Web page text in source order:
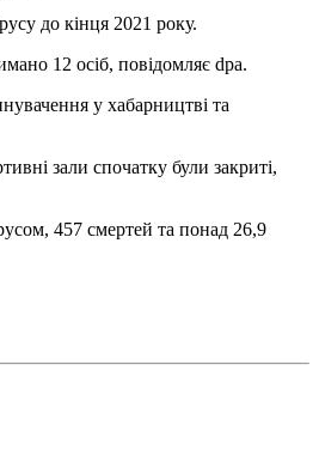
до кінця 2021 року.
12 осіб, повідомляє dpa.
у хабарництві та
зали спочатку були закриті,
457 смертей та понад 26,9